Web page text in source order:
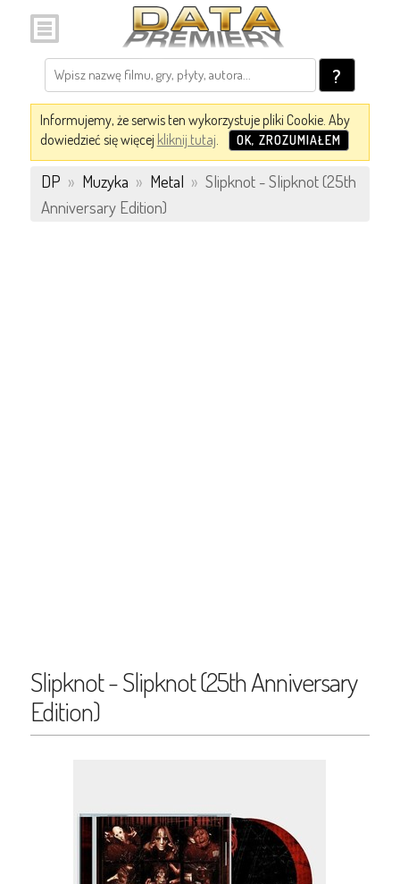
?
Informujemy, że serwis ten wykorzystuje pliki Cookie. Aby
dowiedzieć się więcej kliknij tutaj. OK, ZROZUMIAŁEM
DP » Muzyka » Metal » Slipknot - Slipknot (25th
Anniversary Edition)
Slipknot - Slipknot (25th Anniversary
Edition)